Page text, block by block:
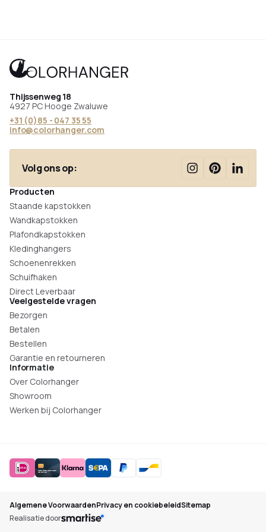
Thijssenweg 18
4927 PC Hooge Zwaluwe
+31 (0)85 - 047 35 55
info@colorhanger.com
Volg ons op:
Producten
Staande kapstokken
Wandkapstokken
Plafondkapstokken
Kledinghangers
Schoenenrekken
Schuifhaken
Direct Leverbaar
Veelgestelde vragen
Bezorgen
Betalen
Bestellen
Garantie en retourneren
Informatie
Over Colorhanger
Showroom
Werken bij Colorhanger
Algemene VoorwaardenPrivacy en cookiebeleidSitemap
Realisatie door